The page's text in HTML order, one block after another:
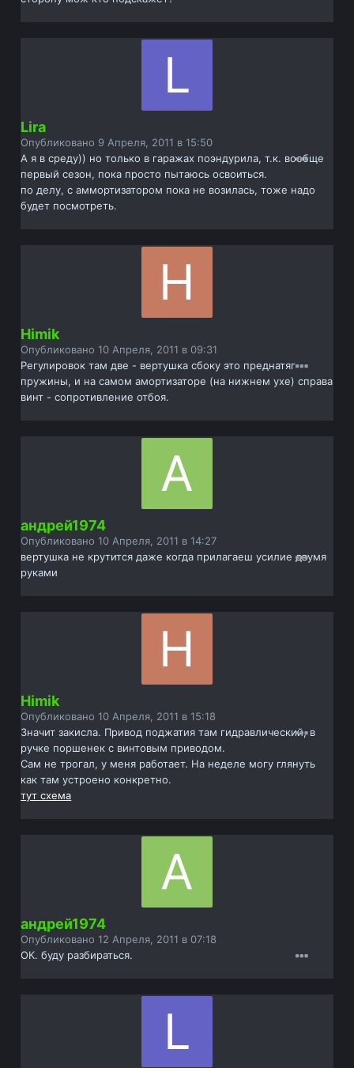
Lira
Опубликовано 9 Апреля, 2011 в 15:50
А я в среду)) но только в гаражах поэндурила, т.к. вообще
первый сезон, пока просто пытаюсь освоиться.
по делу, с аммортизатором пока не возилась, тоже надо
будет посмотреть.
Himik
Опубликовано10 Апреля, 2011 в 09:31
Регулировок там две - вертушка сбоку это преднатяг
пружины, и на самом амортизаторе (на нижнем ухе) справа
винт - сопротивление отбоя.
андрей1974
Опубликовано10 Апреля, 2011 в 14:27
вертушка не крутится даже когда прилагаеш усилие двумя
руками
Himik
Опубликовано10 Апреля, 2011 в 15:18
Значит закисла. Привод поджатия там гидравлический, в
ручке поршенек с винтовым приводом.
Сам не трогал, у меня работает. На неделе могу глянуть
как там устроено конкретно.
тут схема
андрей1974
Опубликовано12 Апреля, 2011 в 07:18
ОК. буду разбираться.